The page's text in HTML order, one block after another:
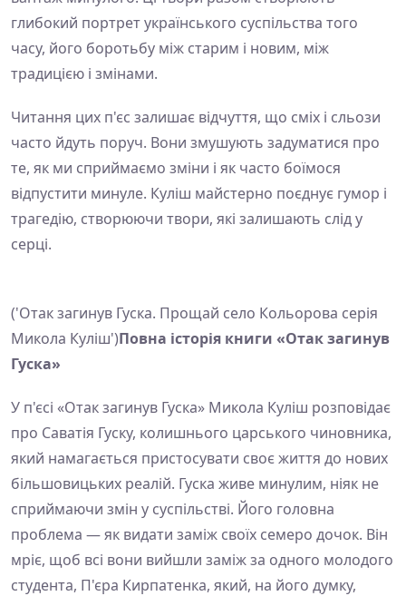
глибокий портрет українського суспільства того
часу, його боротьбу між старим і новим, між
традицією і змінами.
Читання цих п'єс залишає відчуття, що сміх і сльози
часто йдуть поруч. Вони змушують задуматися про
те, як ми сприймаємо зміни і як часто боїмося
відпустити минуле. Куліш майстерно поєднує гумор і
трагедію, створюючи твори, які залишають слід у
серці.
('Отак загинув Гуска. Прощай село Кольорова серія
Микола Куліш')Повна історія книги «Отак загинув
Гуска»
У п'єсі «Отак загинув Гуска» Микола Куліш розповідає
про Саватія Гуску, колишнього царського чиновника,
який намагається пристосувати своє життя до нових
більшовицьких реалій. Гуска живе минулим, ніяк не
сприймаючи змін у суспільстві. Його головна
проблема — як видати заміж своїх семеро дочок. Він
мріє, щоб всі вони вийшли заміж за одного молодого
студента, П'єра Кирпатенка, який, на його думку,